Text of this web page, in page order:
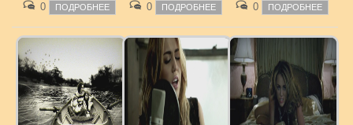
0
ПОДРОБНЕЕ
0
ПОДРОБНЕЕ
0
ПОДРОБНЕЕ